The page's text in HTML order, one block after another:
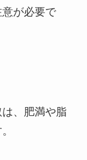
が必要で
、肥満や脂